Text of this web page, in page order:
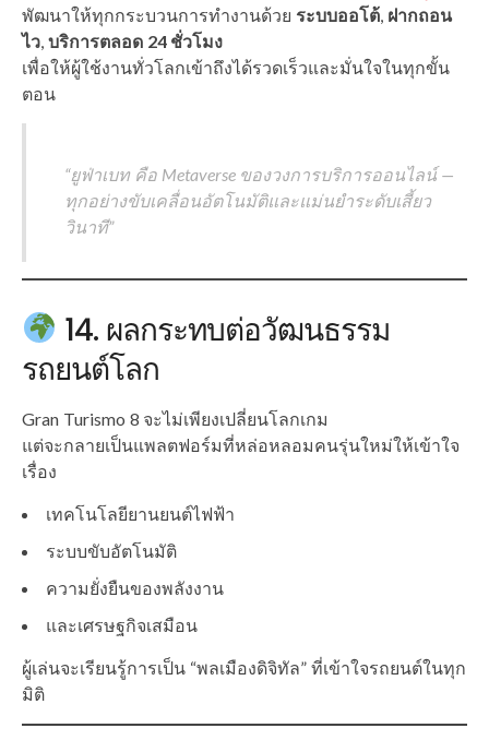
พัฒนาให้ทุกกระบวนการทำงานด้วย ระบบออโต้, ฝากถอน
ไว บริการตลอด 24 ชั่วโมง
เพื่อให้ผู้ใช้งานทั่วโลกเข้าถึงได้รวดเร็วและมั่นใจในทุกขั้น
ตอน
“ยูฟ่าเบท คือ Metaverse ของวงการบริการออนไลน์ —
ทุกอย่างขับเคลื่อนอัตโนมัติและแม่นยำระดับเสี้ยว
วินาที”
14. ผลกระทบต่อวัฒนธรรม
รถยนต์โลก
Gran Turismo 8 จะไม่เพียงเปลี่ยนโลกเกม
แต่จะกลายเป็นแพลตฟอร์มที่หล่อหลอมคนรุ่นใหม่ให้เข้าใจ
เรื่อง
เทคโนโลยียานยนต์ไฟฟ้า
ระบบขับอัตโนมัติ
ความยั่งยืนของพลังงาน
และเศรษฐกิจเสมือน
ผู้เล่นจะเรียนรู้การเป็น “พลเมืองดิจิทัล” ที่เข้าใจรถยนต์ในทุก
มิติ